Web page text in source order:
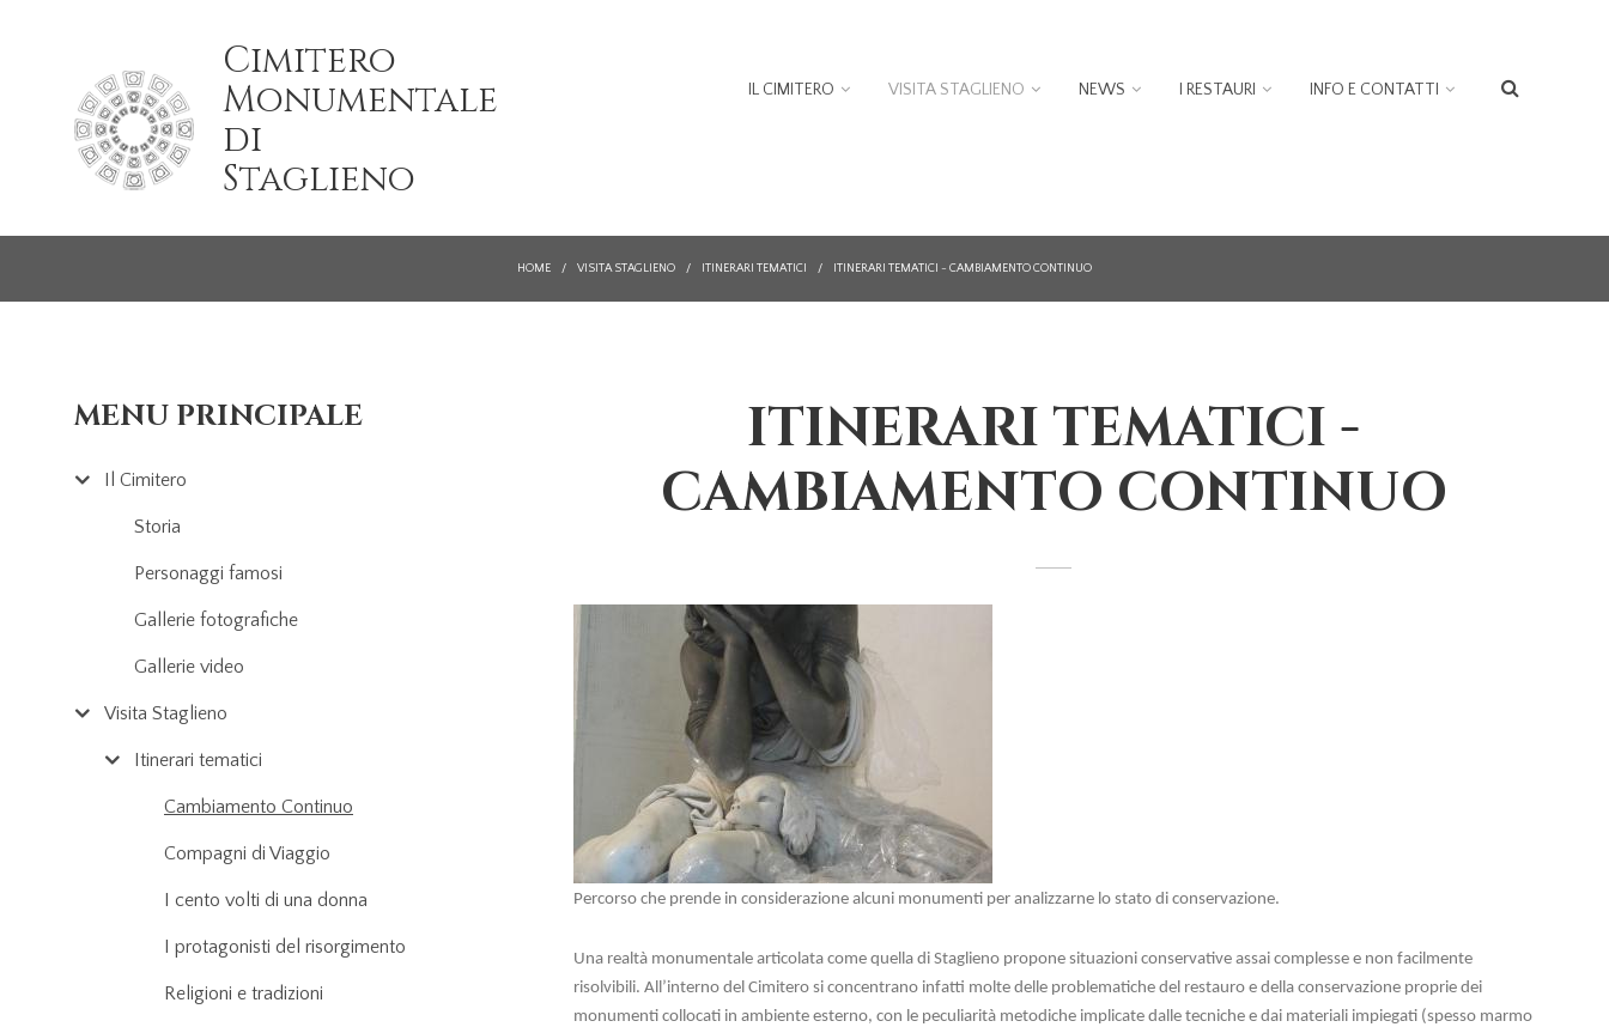
Cimitero
Monumentale
di
Staglieno
IL CIMITERO VISITA STAGLIENO NEWS I RESTAURI INFO E CONTATTI
HOME / VISITA STAGLIENO / ITINERARI TEMATICI / ITINERARI TEMATICI - CAMBIAMENTO CONTINUO
ITINERARI TEMATICI -
CAMBIAMENTO CONTINUO
Percorso che prende in considerazione alcuni monumenti per analizzarne lo stato di conservazione.
Una realtà monumentale articolata come quella di Staglieno propone situazioni conservative assai complesse e non facilmente
risolvibili. All’interno del Cimitero si concentrano infatti molte delle problematiche del restauro e della conservazione proprie dei
monumenti collocati in ambiente esterno, con le peculiarità metodiche implicate dalle tecniche e dai materiali impiegati (spesso marmo
MENU PRINCIPALE
Il Cimitero
Storia
Personaggi famosi
Gallerie fotografiche
Gallerie video
Visita Staglieno
Itinerari tematici
Cambiamento Continuo
Compagni di Viaggio
I cento volti di una donna
I protagonisti del risorgimento
Religioni e tradizioni